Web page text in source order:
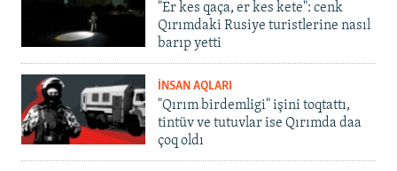
"Er kes qaça, er kes kete": cenk
Qırımdaki Rusiye turistlerine nasıl
barıp yetti
İNSAN AQLARI
"Qırım birdemligi" işini toqtattı,
tintüv ve tutuvlar ise Qırımda daa
çoq oldı